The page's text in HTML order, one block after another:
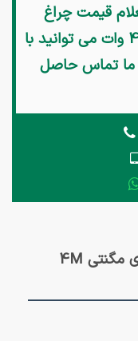
قیمتچراغ
می توانید با
ما تماس حاصل
آیتم های دیگری از چراغ های مگنتی 4M